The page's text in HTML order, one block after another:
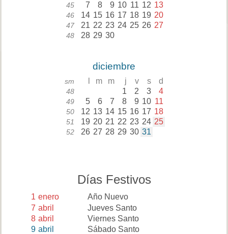
45 7 8 9 10 11 12 13
46 14 15 16 17 18 19 20
47 21 22 23 24 25 26 27
48 28 29 30
diciembre
sm m m j v s d
48 1 2 3 4
49 5 6 7 8 9 10 11
50 12 13 14 15 16 17 18
51 19 20 21 22 23 24 25
52 26 27 28 29 30 31
Días Festivos
1 enero
Año Nuevo
7 abril
Jueves Santo
8 abril
Viernes Santo
9 abril
Sábado Santo